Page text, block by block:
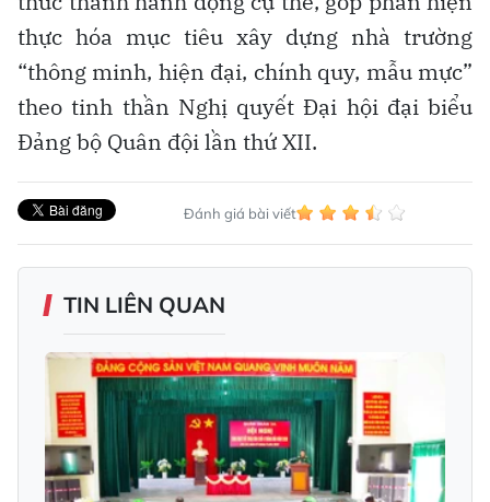
thực hóa mục tiêu xây dựng nhà trường
“thông minh, hiện đại, chính quy, mẫu mực”
theo tinh thần Nghị quyết Đại hội đại biểu
Đảng bộ Quân đội lần thứ XII.
Đánh giá bài viết
TIN LIÊN QUAN